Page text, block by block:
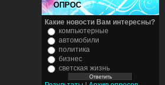
ОПРОС
Какие новости Вам интересны?
компьютерные
автомобили
политика
бизнес
светская жизнь